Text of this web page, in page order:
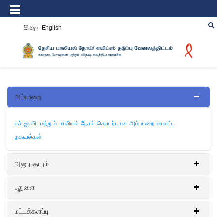
සිංහල English
அம்பாறை
எச்.ஐ.வி. மற்றும் பாலியல் நோய் தொடர்பான அம்பாறை மாவட்ட
தகவல்கள்
அனுராதபுரம்
எச்.ஐ.வி. மற்றும் பாலியல் நோய் தொடர்பான அனுராதபுர மாவட்ட
தகவல்கள்
பதுளை
எச்.ஐ.வி. மற்றும் பாலியல் நோய் தொடர்பான பதுளை மாவட்ட தகவல்கள்
மட்டக்களப்பு